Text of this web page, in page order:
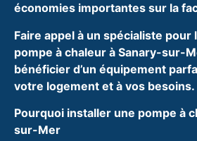
économies importantes sur la
Faire appel à un spécialiste pour
pompe à chaleur à Sanary-sur-
bénéficier d’un équipement
votre logement et à vos besoins.
Pourquoi installer une pompe à
sur-Mer